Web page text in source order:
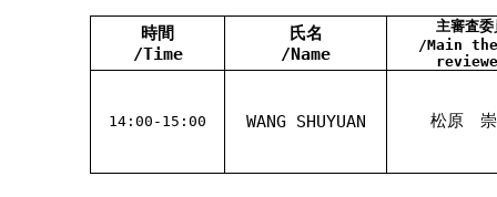
時間
/Time
氏名
/Name
主審査委
/Main
14:00-15:00 WANG SHUYUAN 松原 崇